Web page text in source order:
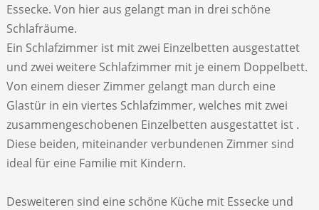
Essecke. Von hier aus gelangt man in drei schöne
Schlafräume.
Ein Schlafzimmer ist mit zwei Einzelbetten ausgestattet
und zwei weitere Schlafzimmer mit je einem Doppelbett.
Von einem dieser Zimmer gelangt man durch eine
Glastür in ein viertes Schlafzimmer, welches mit zwei
zusammengeschobenen Einzelbetten ausgestattet ist .
Diese beiden, miteinander verbundenen Zimmer sind
ideal für eine Familie mit Kindern.
Desweiteren sind eine schöne Küche mit Essecke und